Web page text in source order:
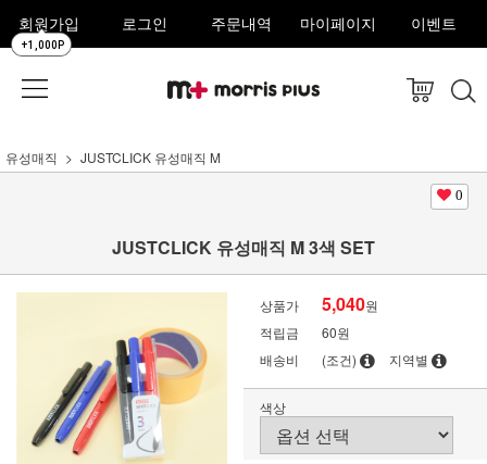
회원가입
+1,000P
로그인 주문내역 마이페이지 이벤트
유성매직 JUSTCLICK 유성매직 M
0
JUSTCLICK 유성매직 M 3색 SET
상품가 5,040원
적립금
60원
배송비
(조건) 지역별
색상